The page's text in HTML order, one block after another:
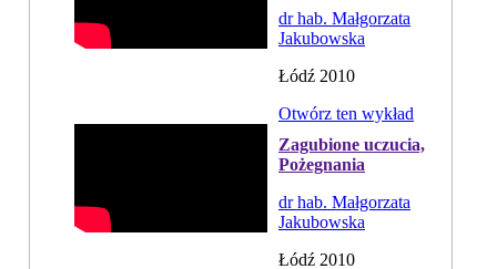
dr hab. Małgorzata
Jakubowska
Łódź 2010
Otwórz ten wykład
Zagubione uczucia,
Pożegnania
dr hab. Małgorzata
Jakubowska
Łódź 2010